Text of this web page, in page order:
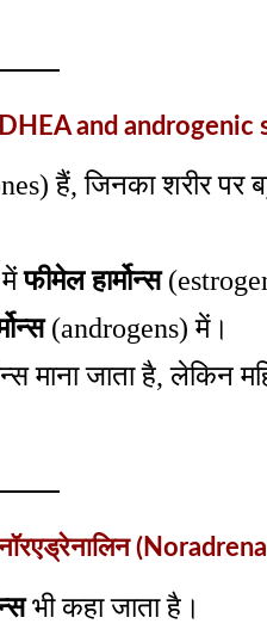
and androgenic
हैं, जिनका शरीर पर
मेंफीमेल हार्मोन्स
(androgens) में।
माना जाता है, लेकिन
भी कहा जाता है।